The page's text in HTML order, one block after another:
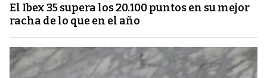
El Ibex 35 supera los 20.100 puntos en su mejor
racha de lo que en el año